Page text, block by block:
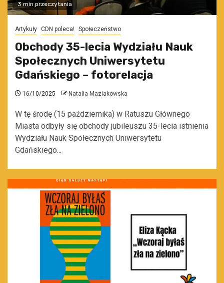
3 min przeczytania
Artykuły CDN poleca! Społeczeństwo
Obchody 35-lecia Wydziału Nauk
Społecznych Uniwersytetu
Gdańskiego – fotorelacja
16/10/2025 Natalia Maziakowska
W tę środę (15 października) w Ratuszu Głównego
Miasta odbyły się obchody jubileuszu 35-lecia istnienia
Wydziału Nauk Społecznych Uniwersytetu
Gdańskiego...